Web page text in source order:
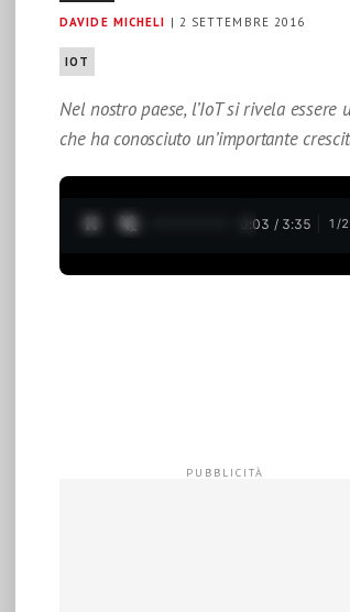
DAVIDE MICHELI | 2 SETTEMBRE 2016
IOT
Nel nostro paese, l’IoT si rivela
che ha conosciuto un’importante
0:04 / 3:35 1 /2